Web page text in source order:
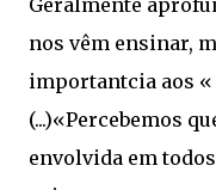
Geralmente
nos vêm ensinar,
importantcia aos
(...)«Percebemos
envolvida em